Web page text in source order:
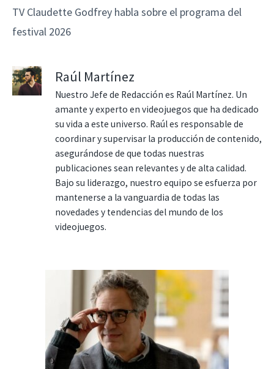
TV Claudette Godfrey habla sobre el programa del
festival 2026
Raúl Martínez
Nuestro Jefe de Redacción es Raúl Martínez. Un
amante y experto en videojuegos que ha dedicado
su vida a este universo. Raúl es responsable de
coordinar y supervisar la producción de contenido,
asegurándose de que todas nuestras
publicaciones sean relevantes y de alta calidad.
Bajo su liderazgo, nuestro equipo se esfuerza por
mantenerse a la vanguardia de todas las
novedades y tendencias del mundo de los
videojuegos.